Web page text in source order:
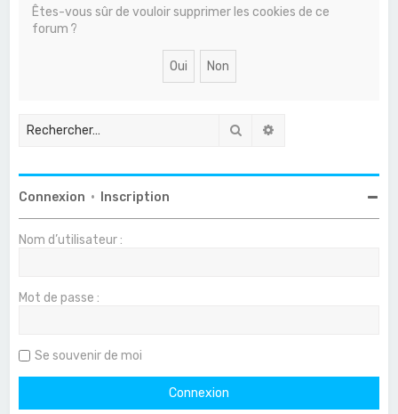
Êtes-vous sûr de vouloir supprimer les cookies de ce
forum ?
Rechercher
Connexion • Inscription
Nom d’utilisateur :
Mot de passe :
Se souvenir de moi